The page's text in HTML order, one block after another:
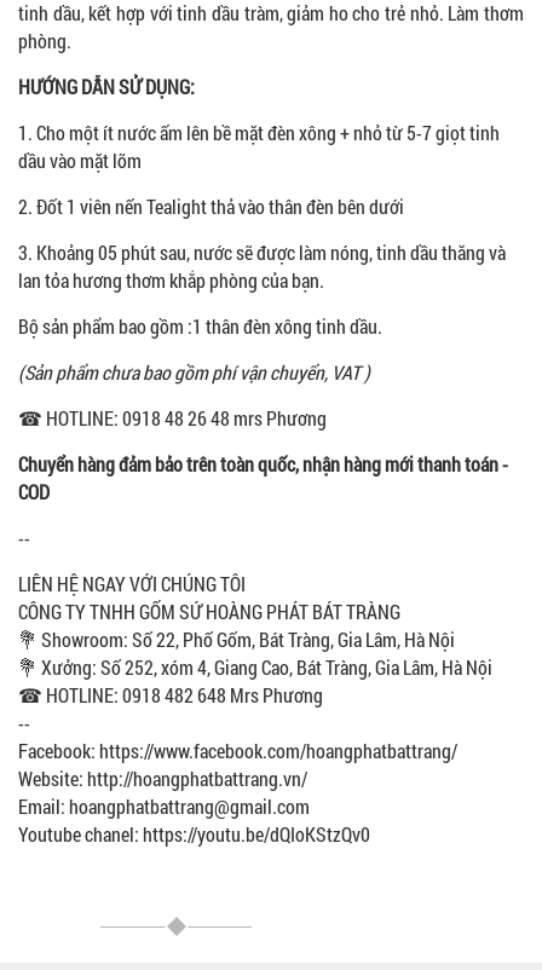
tinh dầu, kết hợp với tinh dầu tràm, giảm ho cho trẻ nhỏ. Làm thơm
phòng.
HƯỚNG DẪN SỬ DỤNG:
1. Cho một ít nước ấm lên bề mặt đèn xông + nhỏ từ 5-7 giọt tinh
dầu vào mặt lõm
2. Đốt 1 viên nến Tealight thả vào thân đèn bên dưới
3. Khoảng 05 phút sau, nước sẽ được làm nóng, tinh dầu thăng và
lan tỏa hương thơm khắp phòng của bạn.
Bộ sản phẩm bao gồm :1 thân đèn xông tinh dầu.
(Sản phẩm chưa bao gồm phí vận chuyển, VAT )
☎ HOTLINE: 0918 48 26 48 mrs Phương
Chuyển hàng đảm bảo trên toàn quốc, nhận hàng mới thanh toán -
COD
--
LIÊN HỆ NGAY VỚI CHÚNG TÔI
CÔNG TY TNHH GỐM SỨ HOÀNG PHÁT BÁT TRÀNG
💐 Showroom: Số 22, Phố Gốm, Bát Tràng, Gia Lâm, Hà Nội
💐 Xưởng: Số 252, xóm 4, Giang Cao, Bát Tràng, Gia Lâm, Hà Nội
☎ HOTLINE: 0918 482 648 Mrs Phương
--
Facebook: https://www.facebook.com/hoangphatbattrang/
Website: http://hoangphatbattrang.vn/
Email: hoangphatbattrang@gmail.com
Youtube chanel: https://youtu.be/dQIoKStzQv0